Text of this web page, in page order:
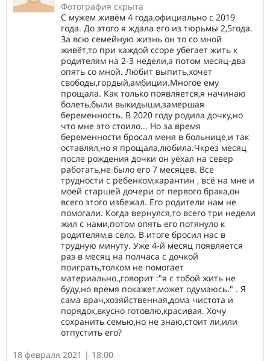
Фотография скрыта
С мужем живём 4 года,официально с 2019
года. До этого я ждала его из тюрьмы 2,5года.
За всю семейную жизнь он то со мной
живёт,то при каждой ссоре убегает жить к
родителям на 2-3 недели,а потом месяц-два
опять со мной. Любит выпить,хочет
свободы,гордый,амбиции.Многое ему
прощала. Как только появляется,я начинаю
болеть,были выкидыши,замершая
беременность. В 2020 году родила дочку,но
что мне это стоило... Но за время
беременности бросал меня в больнице,и так
оставлял,но я прощала,любила.Чкрез месяц
после рождения дочки он уехал на север
работать,не было его 7 месяцев. Все
трудности с ребенком,карантин , всё на мне и
моей старшей дочери от первого брака,он
всего этого избежал. Его родители нам не
помогали. Когда вернулся,то всего три недели
жил с нами,потом опять его потянуло к
родителям,в село. В итоге бросил нас в
трудную минуту. Уже 4-й месяц появляется
раз в месяц на полчаса с дочкой
поиграть,толком не помогает
материально.,говорит :"я с тобой жить не
буду,но время покажет,может одумаюсь." . Я
сама врач,хозяйственная,дома чистота и
порядок,вкусно готовлю,красивая. Хочу
сохранить семью,но не знаю,стоит ли,или
отпустить его?
18 февраля 2021 | 18:00